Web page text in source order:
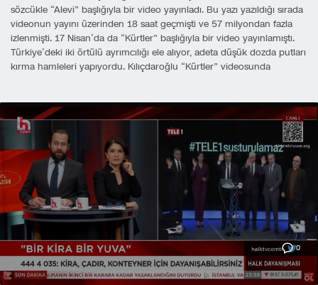
sözcükle “Alevi” başlığıyla bir video yayınladı. Bu yazı yazıldığı sırada
videonun yayını üzerinden 18 saat geçmişti ve 57 milyondan fazla
izlenmişti. 17 Nisan’da da “Kürtler” başlığıyla bir video yayınlamıştı.
Türkiye’deki iki örtülü ayrımcılığı ele alıyor, adeta düşük dozda putları
kırma hamleleri yapıyordu. Kılıçdaroğlu “Kürtler” videosunda
0